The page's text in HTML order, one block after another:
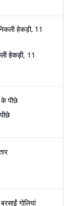
हेकड़ी, 11